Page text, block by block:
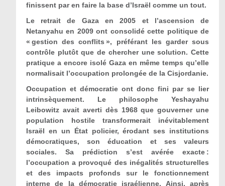
finissent par en faire la base d’Israël comme un tout.
Le retrait de Gaza en 2005 et l’ascension de
Netanyahu en 2009 ont consolidé cette politique de
« gestion des conflits », préférant les garder sous
contrôle plutôt que de chercher une solution. Cette
pratique a encore isolé Gaza en même temps qu’elle
normalisait l’occupation prolongée de la Cisjordanie.
Occupation et démocratie ont donc fini par se lier
intrinsèquement. Le philosophe Yeshayahu
Leibowitz avait averti dès 1968 que gouverner une
population hostile transformerait inévitablement
Israël en un État policier, érodant ses institutions
démocratiques, son éducation et ses valeurs
sociales. Sa prédiction s’est avérée exacte :
l’occupation a provoqué des inégalités structurelles
et des impacts profonds sur le fonctionnement
interne de la démocratie israélienne. Ainsi, après